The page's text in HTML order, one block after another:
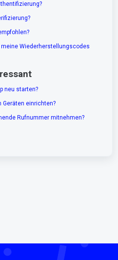
Wiederherstellungscodes
neu starten?
Geräten einrichten?
bestehende Rufnummer mitnehmen?